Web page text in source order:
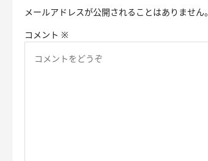
ー
シ
ョ
メールアドレスが公開されることはありません。
コメント ※